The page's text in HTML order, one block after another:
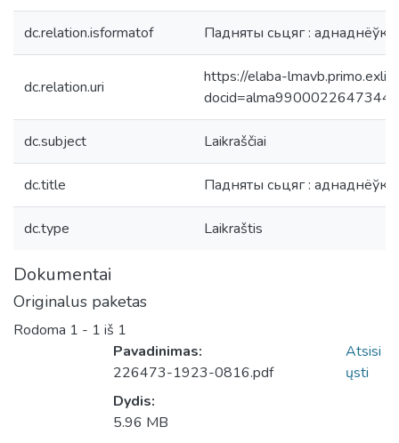
dc.relation.isformatof Падняты сьцяг :
dc.relation.uri
https://elaba-
dc.subject Laikraščiai
dc.title Падняты сьцяг : аднаднёўка.
dc.type Laikraštis
Dokumentai
Originalus paketas
Rodoma 1 - 1 iš 1
Pavadinimas:
226473-1923-0816.pdf
Dydis:
5.96 MB
Atsisi
ųsti